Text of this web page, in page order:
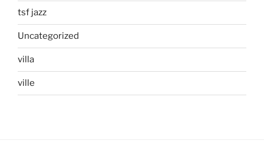
tsf jazz
Uncategorized
villa
ville